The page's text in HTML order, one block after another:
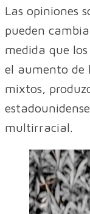
Las opiniones
pueden
medida que
el aumento de
mixtos,
multirracial.